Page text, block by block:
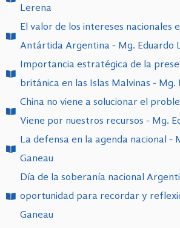
Lerena
El valor de los intereses nacionales
Antártida Argentina - Mg. Eduardo
Importancia estratégica de la
británica en las Islas Malvinas - Mg.
China no viene a solucionar el
Viene por nuestros recursos - Mg.
La defensa en la agenda nacional -
Ganeau
Día de la soberanía nacional
oportunidad para recordar y
Ganeau